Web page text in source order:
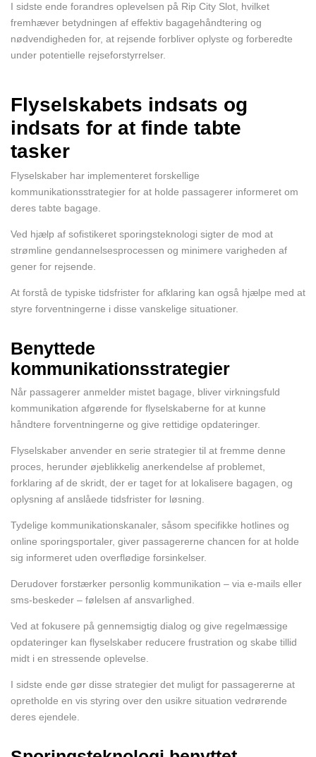
I sidste ende forandres oplevelsen på Rip City Slot, hvilket
fremhæver betydningen af effektiv bagagehåndtering og
nødvendigheden for, at rejsende forbliver oplyste og forberedte
under potentielle rejseforstyrrelser.
Flyselskabets indsats og
indsats for at finde tabte
tasker
Flyselskaber har implementeret forskellige
kommunikationsstrategier for at holde passagerer informeret om
deres tabte bagage.
Ved hjælp af sofistikeret sporingsteknologi sigter de mod at
strømline gendannelsesprocessen og minimere varigheden af
gener for rejsende.
At forstå de typiske tidsfrister for afklaring kan også hjælpe med at
styre forventningerne i disse vanskelige situationer.
Benyttede
kommunikationsstrategier
Når passagerer anmelder mistet bagage, bliver virkningsfuld
kommunikation afgørende for flyselskaberne for at kunne
håndtere forventningerne og give rettidige opdateringer.
Flyselskaber anvender en serie strategier til at fremme denne
proces, herunder øjeblikkelig anerkendelse af problemet,
forklaring af de skridt, der er taget for at lokalisere bagagen, og
oplysning af anslåede tidsfrister for løsning.
Tydelige kommunikationskanaler, såsom specifikke hotlines og
online sporingsportaler, giver passagererne chancen for at holde
sig informeret uden overflødige forsinkelser.
Derudover forstærker personlig kommunikation – via e-mails eller
sms-beskeder – følelsen af ansvarlighed.
Ved at fokusere på gennemsigtig dialog og give regelmæssige
opdateringer kan flyselskaber reducere frustration og skabe tillid
midt i en stressende oplevelse.
I sidste ende gør disse strategier det muligt for passagererne at
opretholde en vis styring over den usikre situation vedrørende
deres ejendele.